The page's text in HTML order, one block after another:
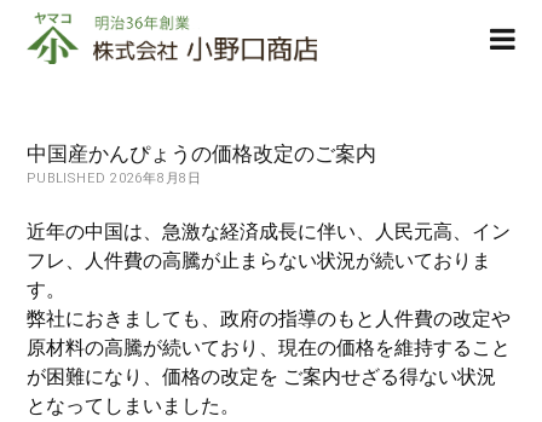
株
式
小
野
商
店
中国産かんぴょうの価格改定のご案内
PUBLISHED 2026年8月8日
近年の中国は、急激な経済成長に伴い、人民元高、イン
フレ、人件費の高騰が止まらない状況が続いておりま
す。
弊社におきましても、政府の指導のもと人件費の改定や
原材料の高騰が続いており、現在の価格を維持すること
が困難になり、価格の改定を ご案内せざる得ない状況
となってしまいました。